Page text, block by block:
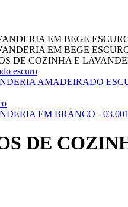
DE COZINHA E
AMADEIRADO
EM BRANCO -
DE